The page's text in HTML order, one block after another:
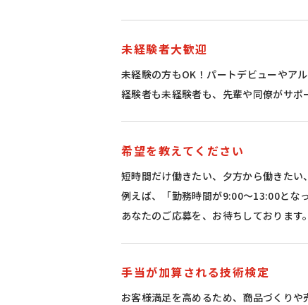
未経験者大歓迎
未経験の方もOK！パートデビューやア
経験者も未経験者も、先輩や同僚がサポ
希望を教えてください
短時間だけ働きたい、夕方から働きたい
例えば、「勤務時間が9:00〜13:00とな
あなたのご応募を、お待ちしております。
手当が加算される技術検定
お客様満足を高めるため、商品づくり